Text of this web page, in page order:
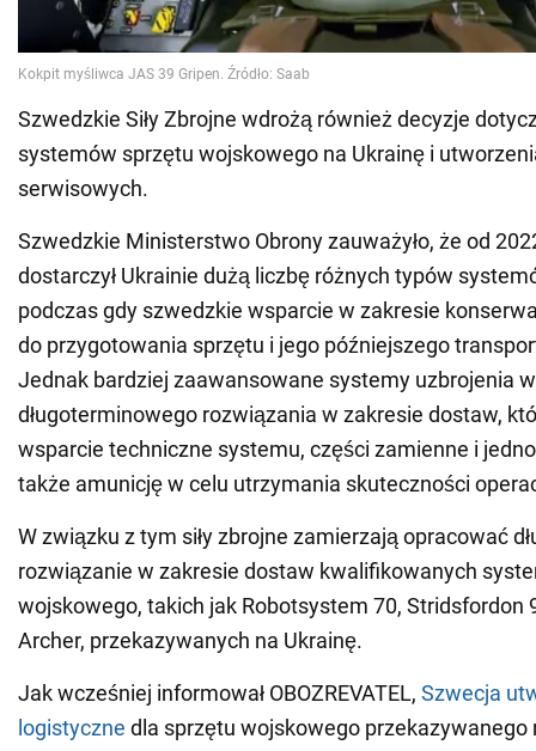
Szwedzkie Siły Zbrojne wdrożą również decyzje
systemów sprzętu wojskowego na Ukrainę i
serwisowych.
Szwedzkie Ministerstwo Obrony zauważyło, że od
dostarczył Ukrainie dużą liczbę różnych typów
podczas gdy szwedzkie wsparcie w zakresie
do przygotowania sprzętu i jego późniejszego
Jednak bardziej zaawansowane systemy uzbrojenia
długoterminowego rozwiązania w zakresie dostaw,
wsparcie techniczne systemu, części zamienne i
także amunicję w celu utrzymania skuteczności
W związku z tym siły zbrojne zamierzają opracować
rozwiązanie w zakresie dostaw kwalifikowanych
wojskowego, takich jak Robotsystem 70, Stridsfordon
Archer, przekazywanych na Ukrainę.
Jak wcześniej informował OBOZREVATEL, Szwecja
logistyczne dla sprzętu wojskowego przekazywanego